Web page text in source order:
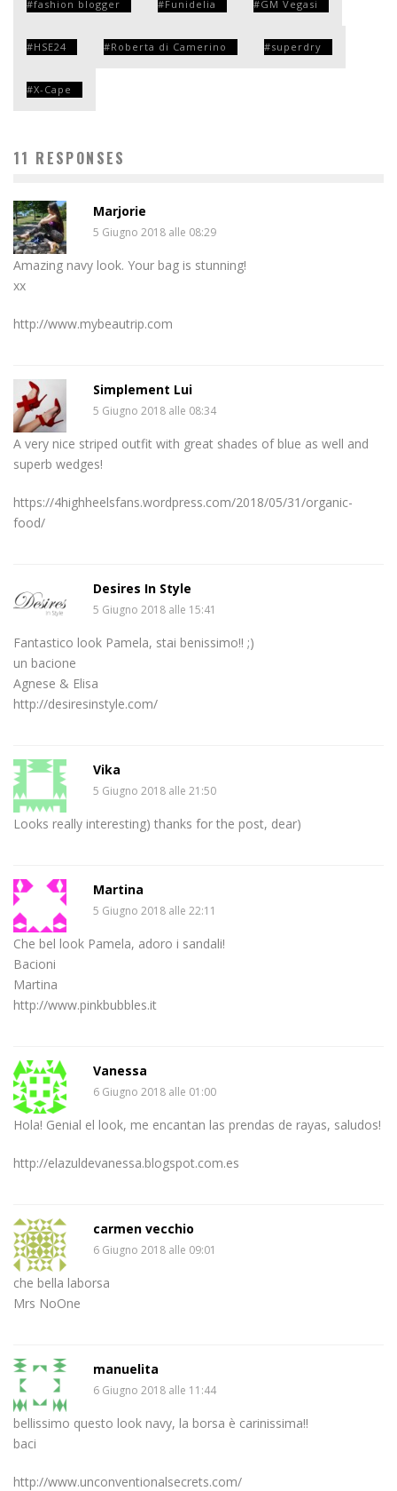
fashion blogger Funidelia GM Vegasi
HSE24 Roberta di Camerino superdry
X-Cape
11 RESPONSES
Marjorie
5 Giugno 2018 alle 08:29
Amazing navy look. Your bag is stunning!
xx
http://www.mybeautrip.com
Simplement Lui
5 Giugno 2018 alle 08:34
A very nice striped outfit with great shades of blue as well and
superb wedges!
https://4highheelsfans.wordpress.com/2018/05/31/organic-
food/
Desires In Style
5 Giugno 2018 alle 15:41
Fantastico look Pamela, stai benissimo!! ;)
un bacione
Agnese & Elisa
http://desiresinstyle.com/
Vika
5 Giugno 2018 alle 21:50
Looks really interesting) thanks for the post, dear)
Martina
5 Giugno 2018 alle 22:11
Che bel look Pamela, adoro i sandali!
Bacioni
Martina
http://www.pinkbubbles.it
Vanessa
6 Giugno 2018 alle 01:00
Hola! Genial el look, me encantan las prendas de rayas, saludos!
http://elazuldevanessa.blogspot.com.es
carmen vecchio
6 Giugno 2018 alle 09:01
che bella laborsa
Mrs NoOne
manuelita
6 Giugno 2018 alle 11:44
bellissimo questo look navy, la borsa è carinissima!!
baci
http://www.unconventionalsecrets.com/